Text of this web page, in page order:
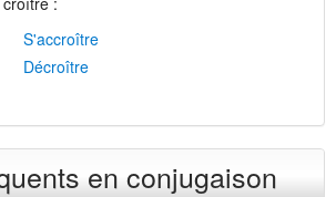
S'accroître
Décroître
en conjugaison